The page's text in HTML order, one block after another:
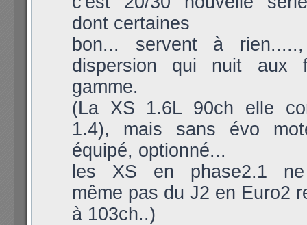
dont certaines
bon... servent à
dispersion qui nuit aux
gamme.
(La XS 1.6L 90ch elle
1.4), mais sans évo
équipé, optionné...
les XS en phase2.1 ne
même pas du J2 en Euro2
à 103ch..)